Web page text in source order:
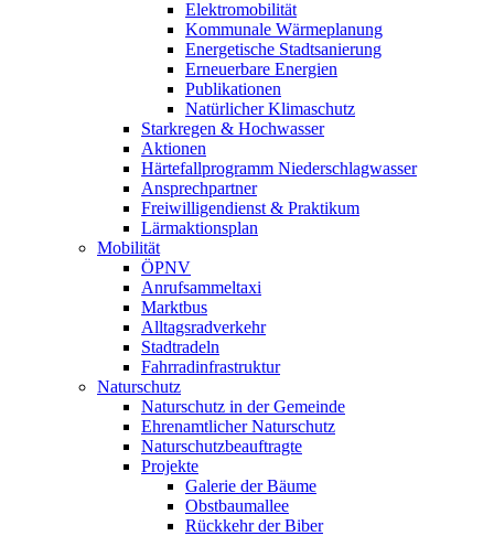
Elektromobilität
Kommunale Wärmeplanung
Energetische Stadtsanierung
Erneuerbare Energien
Publikationen
Natürlicher Klimaschutz
Starkregen & Hochwasser
Aktionen
Härtefallprogramm Niederschlagwasser
Ansprechpartner
Freiwilligendienst & Praktikum
Lärmaktionsplan
Mobilität
ÖPNV
Anrufsammeltaxi
Marktbus
Alltagsradverkehr
Stadtradeln
Fahrradinfrastruktur
Naturschutz
Naturschutz in der Gemeinde
Ehrenamtlicher Naturschutz
Naturschutzbeauftragte
Projekte
Galerie der Bäume
Obstbaumallee
Rückkehr der Biber